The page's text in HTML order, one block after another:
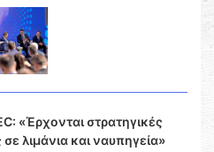
«Έρχονται στρατηγικές
λιμάνια και ναυπηγεία»